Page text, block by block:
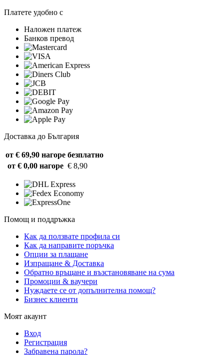
Платете удобно с
Наложен платеж
Банков превод
Доставка до България
от € 69,90 нагоре безплатно
от € 0,00 нагоре € 8,90
Помощ и поддръжка
Как да ползвате профила си
Как да направите поръчка
Опции за плащане
Изпращане & Доставка
Обратно връщане и възстановяване на сума
Промоции & ваучери
Нуждаете се от допълнителна помощ?
Бизнес клиенти
Моят акаунт
Вход
Регистрация
Забравена парола?